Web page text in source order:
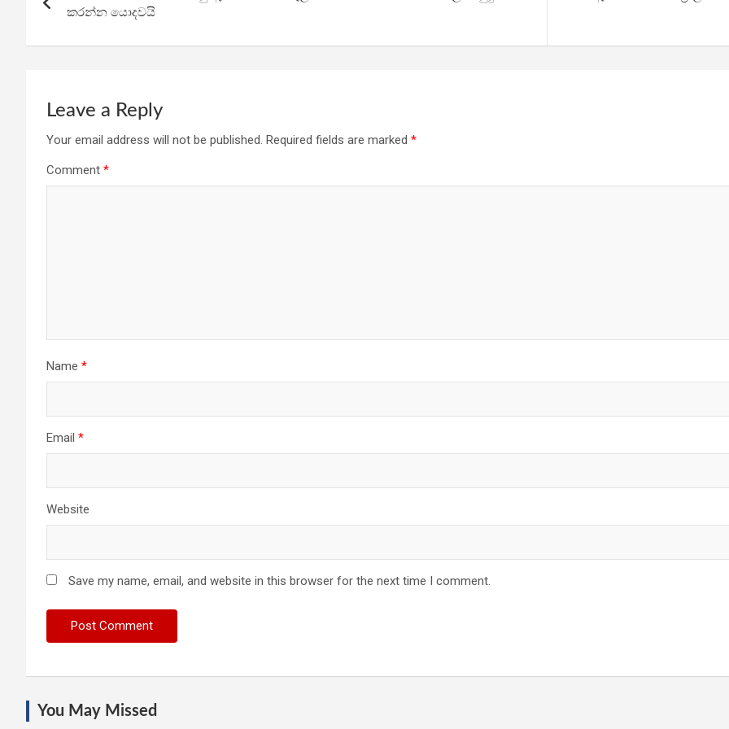
o
k
p
p
navigation
කරන්න යොදවයි
Leave a Reply
Your email address will not be published. Required fields are marked *
Comment *
Name *
Email *
Website
Save my name, email, and website in this browser for the next time I comment.
You May Missed